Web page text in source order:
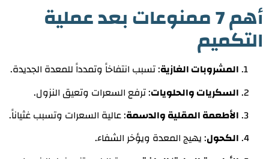
أهم 7 ممنوعات بعد عملية
التكميم
المشروبات الغازية: تسبب انتفاخاً وتمدداً للمعدة الجديدة.
السكريات والحلويات: ترفع السعرات وتعيق النزول.
الأطعمة المقلية والدسمة: عالية السعرات وتسبب غثياناً.
الكحول: يهيج المعدة ويؤخر الشفاء.